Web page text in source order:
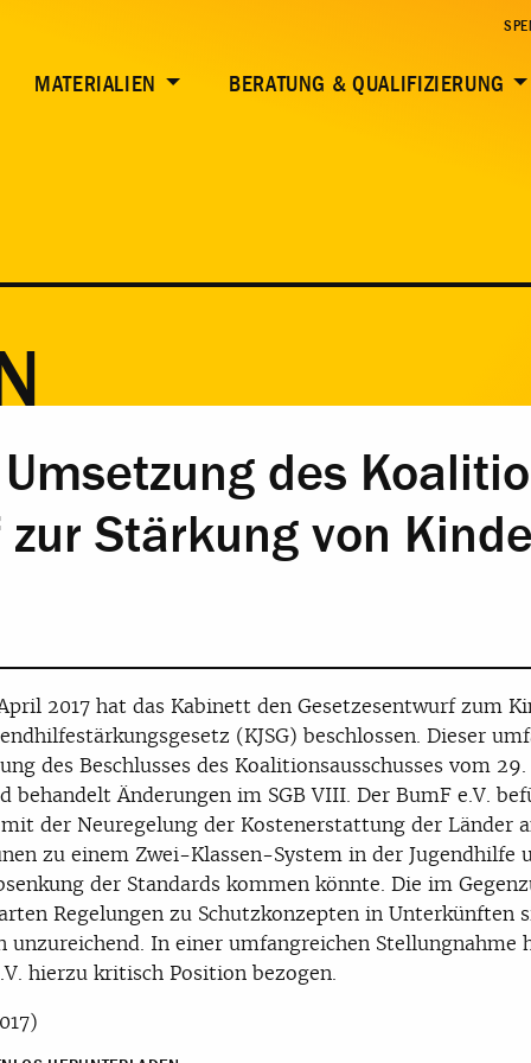
MATERIALIEN BERATUNG & QUALIFIZIERUNG
des
Stärkung von
2017 hat das Kabinett den Gesetzesentwurf zum
(KJSG) beschlossen. Dieser
des Beschlusses des Koalitionsausschusses vom
behandelt Änderungen im SGB VIII. Der BumF e.V.
mit der Neuregelung der Kostenerstattung der Länder
zu einem Zwei-Klassen-System in der Jugendhilfe
der Standards kommen könnte. Die im
Regelungen zu Schutzkonzepten in Unterkünften
unzureichend. In einer umfangreichen Stellungnahme
hierzu kritisch Position bezogen.